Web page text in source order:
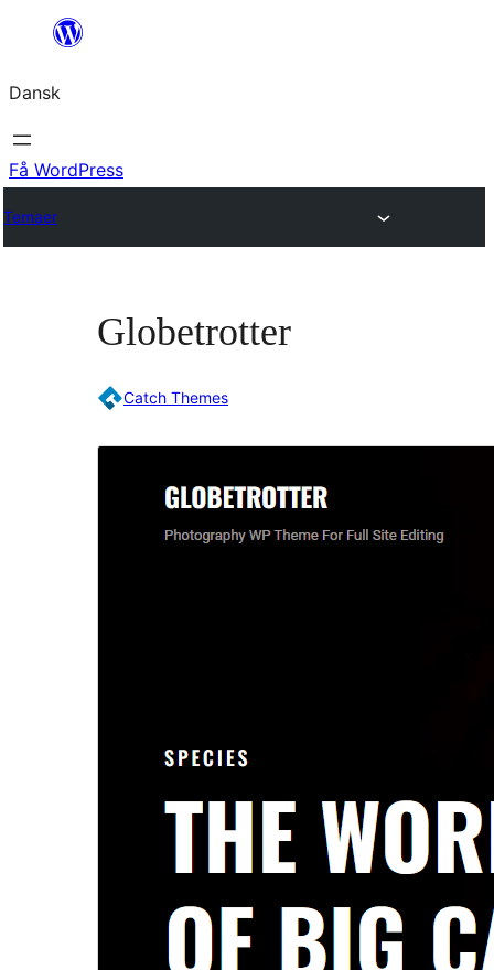
Spring
indhold
Dansk
Få WordPress
Temaer
Globetrotter
Catch Themes